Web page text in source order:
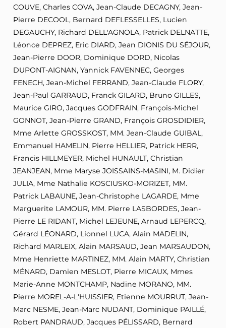
COUVE, Charles COVA, Jean-Claude DECAGNY, Jean-
Pierre DECOOL, Bernard DEFLESSELLES, Lucien
DEGAUCHY, Richard DELL'AGNOLA, Patrick DELNATTE,
Léonce DEPREZ, Eric DIARD, Jean DIONIS DU SÉJOUR,
Jean-Pierre DOOR, Dominique DORD, Nicolas
DUPONT-AIGNAN, Yannick FAVENNEC, Georges
FENECH, Jean-Michel FERRAND, Jean-Claude FLORY,
Jean-Paul GARRAUD, Franck GILARD, Bruno GILLES,
Maurice GIRO, Jacques GODFRAIN, François-Michel
GONNOT, Jean-Pierre GRAND, François GROSDIDIER,
Mme Arlette GROSSKOST, MM. Jean-Claude GUIBAL,
Emmanuel HAMELIN, Pierre HELLIER, Patrick HERR,
Francis HILLMEYER, Michel HUNAULT, Christian
JEANJEAN, Mme Maryse JOISSAINS-MASINI, M. Didier
JULIA, Mme Nathalie KOSCIUSKO-MORIZET, MM.
Patrick LABAUNE, Jean-Christophe LAGARDE, Mme
Marguerite LAMOUR, MM. Pierre LASBORDES, Jean-
Pierre LE RIDANT, Michel LEJEUNE, Arnaud LEPERCQ,
Gérard LÉONARD, Lionnel LUCA, Alain MADELIN,
Richard MARLEIX, Alain MARSAUD, Jean MARSAUDON,
Mme Henriette MARTINEZ, MM. Alain MARTY, Christian
MÉNARD, Damien MESLOT, Pierre MICAUX, Mmes
Marie-Anne MONTCHAMP, Nadine MORANO, MM.
Pierre MOREL-A-L'HUISSIER, Etienne MOURRUT, Jean-
Marc NESME, Jean-Marc NUDANT, Dominique PAILLÉ,
Robert PANDRAUD, Jacques PÉLISSARD, Bernard